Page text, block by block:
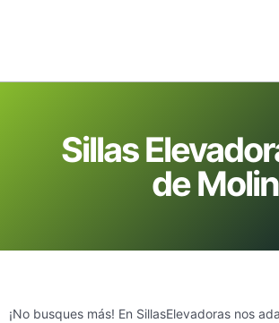
Sillas
de
¡No busques más! En SillasElevadoras nos